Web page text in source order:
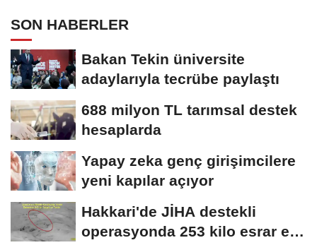
SON HABERLER
Bakan Tekin üniversite
adaylarıyla tecrübe paylaştı
688 milyon TL tarımsal destek
hesaplarda
Yapay zeka genç girişimcilere
yeni kapılar açıyor
Hakkari'de JİHA destekli
operasyonda 253 kilo esrar ele